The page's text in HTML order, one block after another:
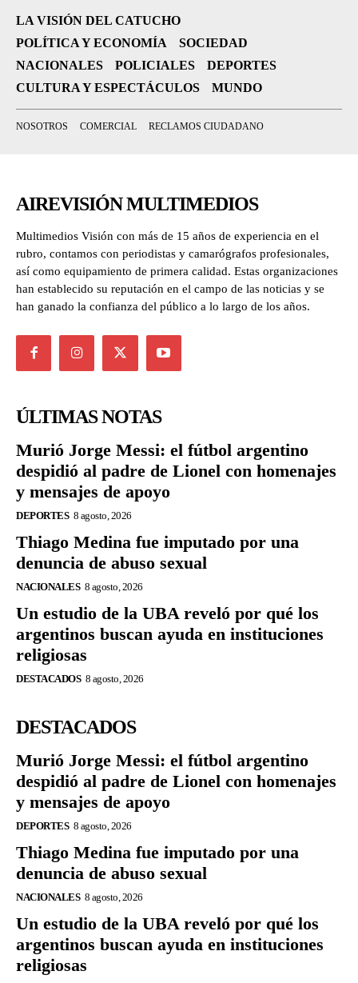
LA VISIÓN DEL CATUCHO
POLÍTICA Y ECONOMÍA
SOCIEDAD
NACIONALES
POLICIALES
DEPORTES
CULTURA Y ESPECTÁCULOS
MUNDO
NOSOTROS COMERCIAL RECLAMOS CIUDADANO
AIREVISIÓN MULTIMEDIOS
Multimedios Visión con más de 15 años de experiencia en el
rubro, contamos con periodistas y camarógrafos profesionales,
así como equipamiento de primera calidad. Estas organizaciones
han establecido su reputación en el campo de las noticias y se
han ganado la confianza del público a lo largo de los años.
ÚLTIMAS NOTAS
Murió Jorge Messi: el fútbol argentino
despidió al padre de Lionel con homenajes
y mensajes de apoyo
DEPORTES 8 agosto, 2026
Thiago Medina fue imputado por una
denuncia de abuso sexual
NACIONALES 8 agosto, 2026
Un estudio de la UBA reveló por qué los
argentinos buscan ayuda en instituciones
religiosas
DESTACADOS 8 agosto, 2026
DESTACADOS
Murió Jorge Messi: el fútbol argentino
despidió al padre de Lionel con homenajes
y mensajes de apoyo
DEPORTES 8 agosto, 2026
Thiago Medina fue imputado por una
denuncia de abuso sexual
NACIONALES 8 agosto, 2026
Un estudio de la UBA reveló por qué los
argentinos buscan ayuda en instituciones
religiosas